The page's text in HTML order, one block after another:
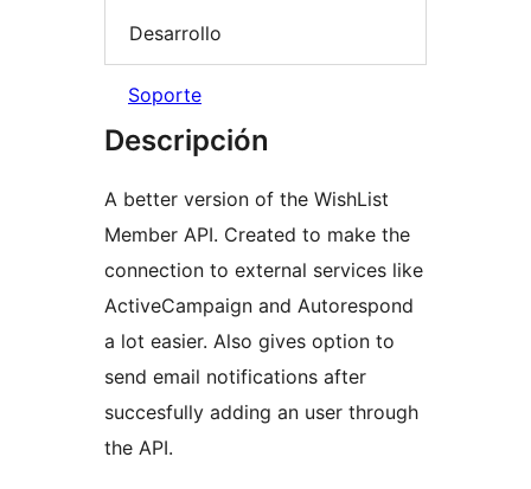
Desarrollo
Soporte
Descripción
A better version of the WishList
Member API. Created to make the
connection to external services like
ActiveCampaign and Autorespond
a lot easier. Also gives option to
send email notifications after
succesfully adding an user through
the API.